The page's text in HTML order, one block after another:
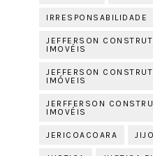
IRRESPONSABILIDADE
JEFFERSON
IMOVÉIS
JEFFERSON
IMÓVEIS
JERFFERSON
IMOVÉIS
JERICOACOARA